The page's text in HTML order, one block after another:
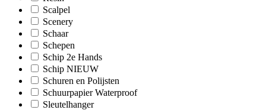
Scalpel
Scenery
Schaar
Schepen
Schip 2e Hands
Schip NIEUW
Schuren en Polijsten
Schuurpapier Waterproof
Sleutelhanger